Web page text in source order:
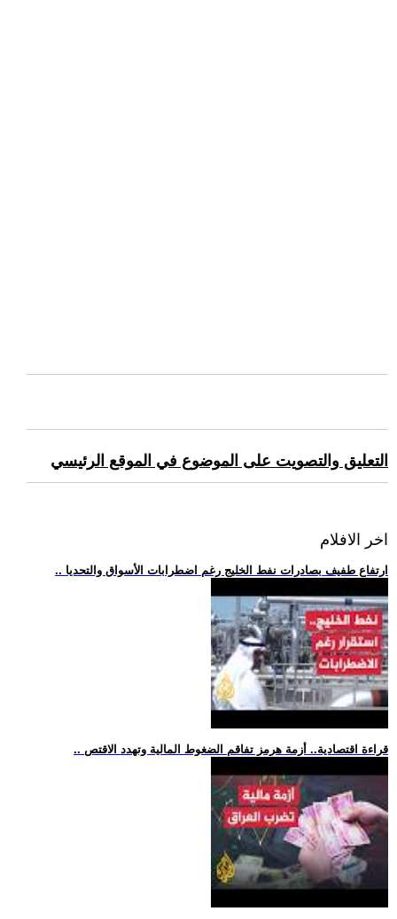
التعليق والتصويت على الموضوع في الموقع الرئيسي
اخر الافلام
.. ارتفاع طفيف بصادرات نفط الخليج رغم اضطرابات الأسواق والتحديا
.. قراءة اقتصادية.. أزمة هرمز تفاقم الضغوط المالية وتهدد الاقتص